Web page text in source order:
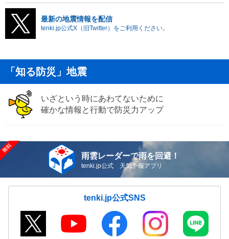
最新の地震情報を配信
tenki.jp公式X（旧Twitter）をご利用ください。
「知る防災」地震
いざという時にあわてないために
確かな情報と行動で防災力アップ
雨雲レーダーで雨を回避！
tenki.jp公式 天気予報アプリ
tenki.jp公式SNS